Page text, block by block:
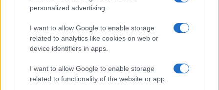
personalized advertising.
I want to allow Google to enable storage
related to analytics like cookies on web or
device identifiers in apps.
I want to allow Google to enable storage
related to functionality of the website or app.
velocità. In forte crescita i mercati emergenti,
crescente domanda di viaggi aerei e di
investimenti nelle infrastrutture aeroportuali,